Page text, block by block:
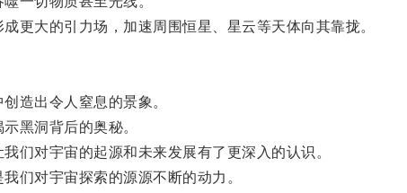
大的引力场，加速周围恒星、星云等天体向其靠拢。
造出令人窒息的景象。
黑洞背后的奥秘。
对宇宙的起源和未来发展有了更深入的认识。
对宇宙探索的源源不断的动力。